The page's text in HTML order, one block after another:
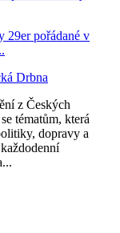
pořádané v
Drbna
z Českých
tématům, která
dopravy a